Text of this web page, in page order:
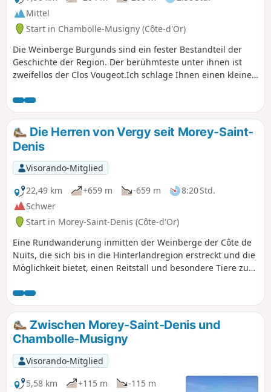
Mittel
Start in Chambolle-Musigny (Côte-d'Or)
Die Weinberge Burgunds sind ein fester Bestandteil der
Geschichte der Region. Der berühmteste unter ihnen ist
zweifellos der Clos Vougeot.Ich schlage Ihnen einen kleinen
Chambolle-Musigny beginnt.
Die Herren von Vergy seit Morey-Saint-
Denis
Visorando-Mitglied
22,49 km
+659 m -659 m
8:20 Std.
Schwer
Start in Morey-Saint-Denis (Côte-d'Or)
Eine Rundwanderung inmitten der Weinberge der Côte de
Nuits, die sich bis in die Hinterlandregion erstreckt und die
Möglichkeit bietet, einen Reitstall und besondere Tiere zu
Felsvorsprung von Vergy neu zu erleben.
Zwischen Morey-Saint-Denis und
Chambolle-Musigny
Visorando-Mitglied
5,58 km
+115 m
-115 m